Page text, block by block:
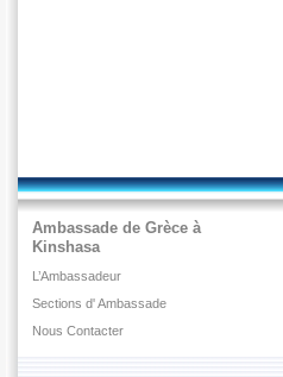
Ambassade de Grèce à
Kinshasa
L’Ambassadeur
Sections d' Ambassade
Nous Contacter